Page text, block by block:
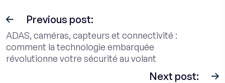
Previous post:
ADAS, caméras, capteurs et connectivité :
comment la technologie embarquée
révolutionne votre sécurité au volant
Next post: